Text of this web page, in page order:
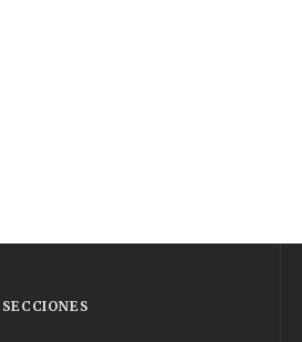
SECCIONES